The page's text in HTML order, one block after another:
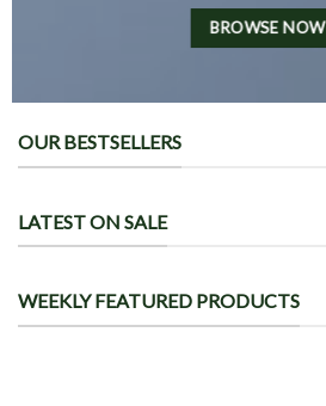
BROWSE NOW
OUR BESTSELLERS
LATEST ON SALE
WEEKLY FEATURED PRODUCTS